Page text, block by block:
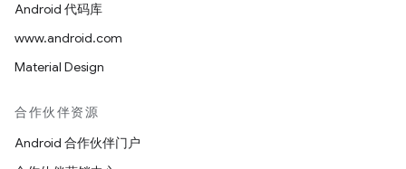
Android 代码库
www.android.com
Material Design
合作伙伴资源
Android 合作伙伴门户